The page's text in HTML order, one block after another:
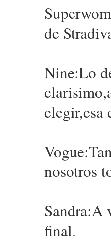
de
Nine:Lo
elegir,esa
nosotros
Sandra:A
final.